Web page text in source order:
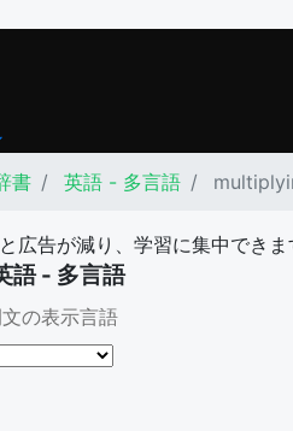
書 英語 - 多言語
広告が減り、学習に集中できま
語 - 多言語
の表示言語